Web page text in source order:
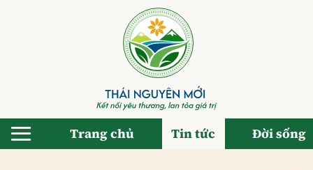
Trang chủ Tin tức Đời sống